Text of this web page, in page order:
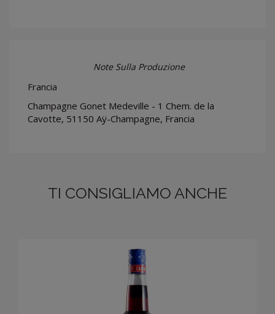
Note Sulla Produzione
Francia
Champagne Gonet Medeville - 1 Chem. de la
Cavotte, 51150 Aÿ-Champagne, Francia
TI CONSIGLIAMO ANCHE